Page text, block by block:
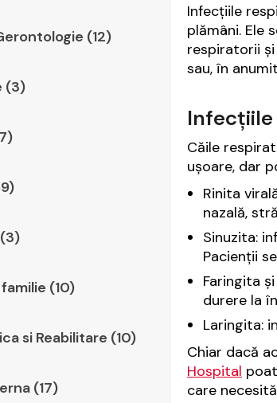
(12)
(3)
(10)
si Reabilitare (10)
(17)
Infecțiile
plămâni. Ele
respiratorii
sau, în
Căile
ușoare, dar
Rinita
nazală,
Sinuzita:
Pacienții
Faringita
durere la
Laringita:
Chiar dacă
Hospital
care